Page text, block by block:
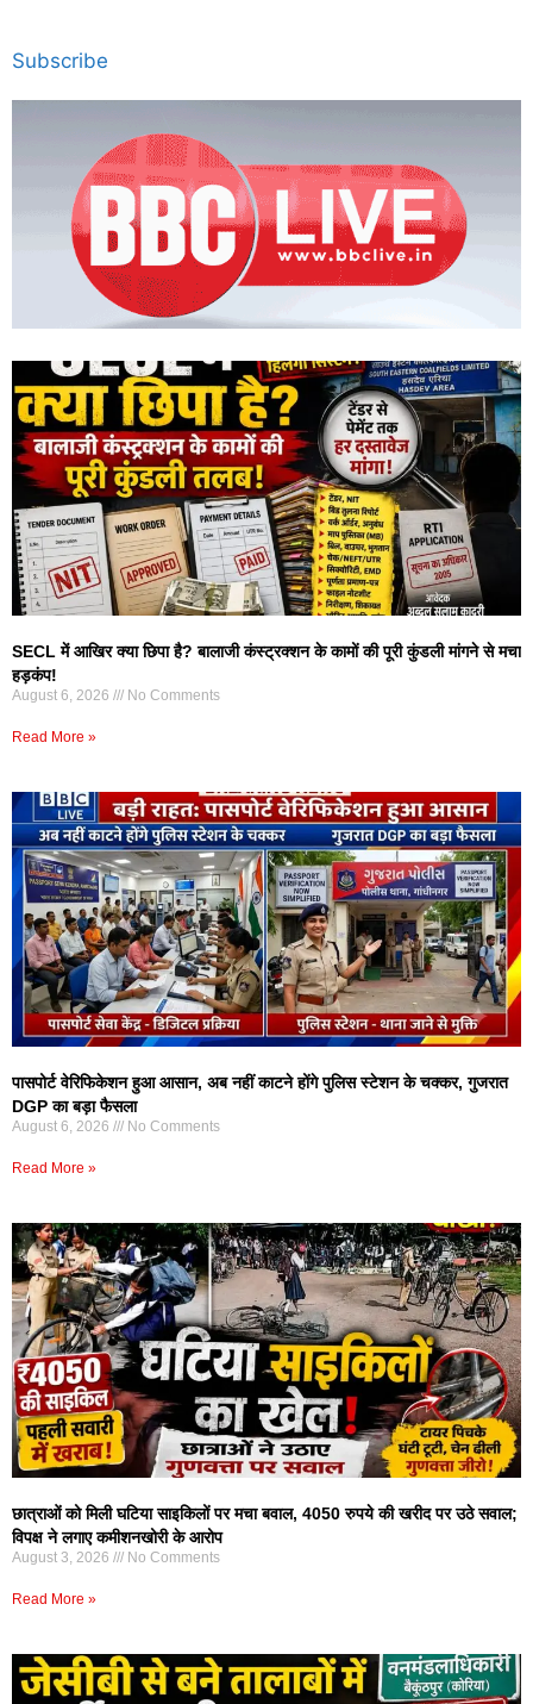
Subscribe
SECL में आखिर क्या छिपा है? बालाजी कंस्ट्रक्शन के कामों की पूरी कुंडली मांगने से मचा
हड़कंप!
August 6, 2026 No Comments
Read More »
पासपोर्ट वेरिफिकेशन हुआ आसान, अब नहीं काटने होंगे पुलिस स्टेशन के चक्कर, गुजरात
DGP का बड़ा फैसला
August 6, 2026 No Comments
Read More »
छात्राओं को मिली घटिया साइकिलों पर मचा बवाल, 4050 रुपये की खरीद पर उठे सवाल;
विपक्ष ने लगाए कमीशनखोरी के आरोप
August 3, 2026 No Comments
Read More »